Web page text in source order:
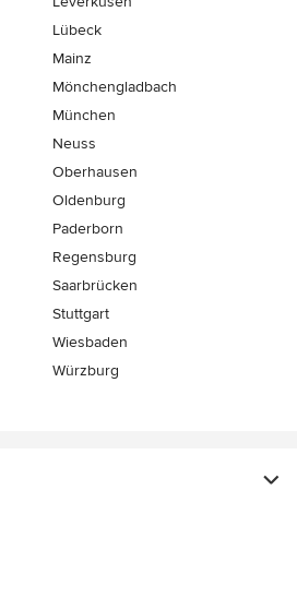
Lübeck
Mainz
Mönchen­gladbach
München
Neuss
Oberhausen
Oldenburg
Paderborn
Regensburg
Saarbrücken
Stuttgart
Wiesbaden
Würzburg